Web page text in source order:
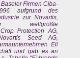
Firmen Ciba-
aufgrund des
zur Novartis,
weltgrößte
Protection AG,
Seed AG,
Eli
und gab es an